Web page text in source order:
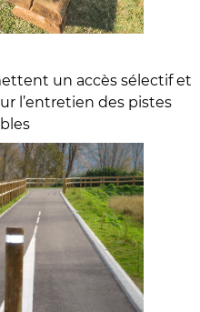
un accès sélectif et
l’entretien des pistes